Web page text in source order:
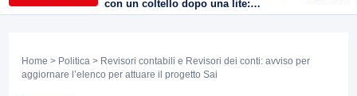
con un coltello dopo una lite:
individuato il presunto autore
Home > Politica > Revisori contabili e Revisori dei conti: avviso per
aggiornare l’elenco per attuare il progetto Sai